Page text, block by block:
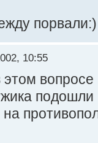
порвали:)
10:55
этом
подошли
на